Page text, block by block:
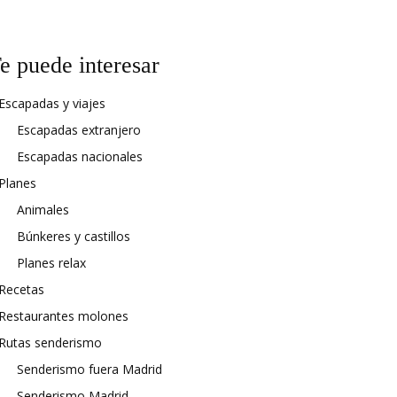
puede interesar
y viajes
Escapadas extranjero
Escapadas nacionales
Animales
Búnkeres y castillos
Planes relax
molones
senderismo
Senderismo fuera Madrid